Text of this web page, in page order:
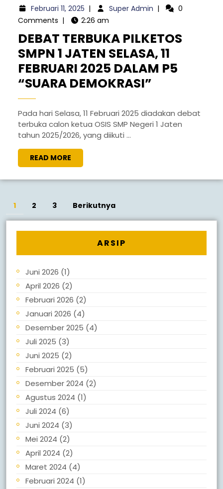
Februari 11, 2025 | Super Admin |
0
Comments | 2:26 am
DEBAT TERBUKA PILKETOS
SMPN 1 JATEN SELASA, 11
FEBRUARI 2025 DALAM P5
“SUARA DEMOKRASI”
Pada hari Selasa, 11 Februari 2025 diadakan debat
terbuka calon ketua OSIS SMP Negeri 1 Jaten
tahun 2025/2026, yang diikuti ...
READ MORE
1 2 3 Berikutnya
ARSIP
Juni 2026 (1)
April 2026 (2)
Februari 2026 (2)
Januari 2026 (4)
Desember 2025 (4)
Juli 2025 (3)
Juni 2025 (2)
Februari 2025 (5)
Desember 2024 (2)
Agustus 2024 (1)
Juli 2024 (6)
Juni 2024 (3)
Mei 2024 (2)
April 2024 (2)
Maret 2024 (4)
Februari 2024 (1)